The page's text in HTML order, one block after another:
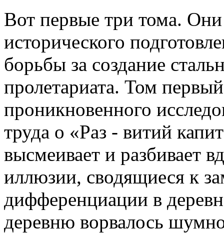
Вот первые три тома.
исторического
борьбы за создание
пролетариата. Том
проникновенного
труда о «Раз - витий
высмеивает и разбивает
иллюзии, сводящиеся к
дифференциации в
деревню ворвалось